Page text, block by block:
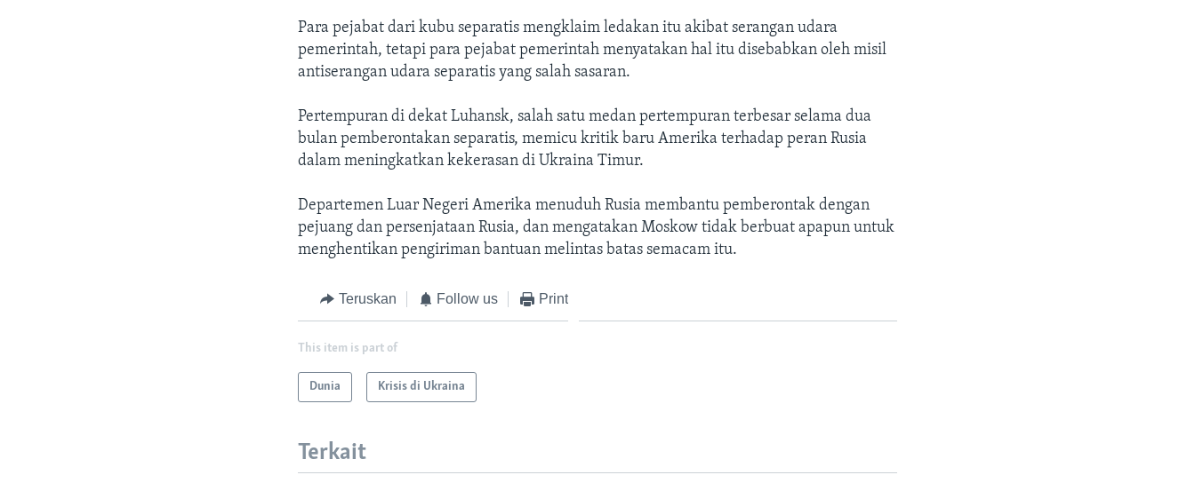
Para pejabat dari kubu separatis mengklaim ledakan itu akibat serangan udara
pemerintah, tetapi para pejabat pemerintah menyatakan hal itu disebabkan oleh misil
antiserangan udara separatis yang salah sasaran.
Pertempuran di dekat Luhansk, salah satu medan pertempuran terbesar selama dua
bulan pemberontakan separatis, memicu kritik baru Amerika terhadap peran Rusia
dalam meningkatkan kekerasan di Ukraina Timur.
Departemen Luar Negeri Amerika menuduh Rusia membantu pemberontak dengan
pejuang dan persenjataan Rusia, dan mengatakan Moskow tidak berbuat apapun untuk
menghentikan pengiriman bantuan melintas batas semacam itu.
Teruskan Follow us Print
This item is part of
Dunia Krisis di Ukraina
Terkait